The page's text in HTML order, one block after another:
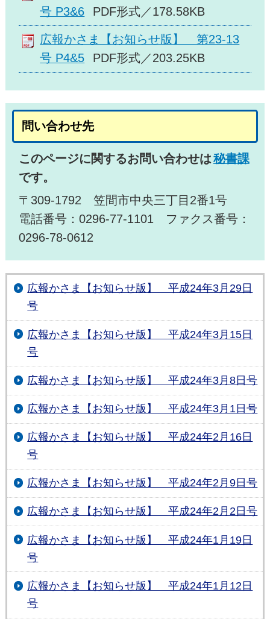
号 P3&6
PDF形式／178.58KB
広報かさま【お知らせ版】 第23-13
号 P4&5
PDF形式／203.25KB
問い合わせ先
このページに関するお問い合わせは秘書課
です。
〒309-1792 笠間市中央三丁目2番1号
電話番号：0296-77-1101 ファクス番号：
0296-78-0612
広報かさま【お知らせ版】 平成24年3月29日
号
広報かさま【お知らせ版】 平成24年3月15日
号
広報かさま【お知らせ版】 平成24年3月8日号
広報かさま【お知らせ版】 平成24年3月1日号
広報かさま【お知らせ版】 平成24年2月16日
号
広報かさま【お知らせ版】 平成24年2月9日号
広報かさま【お知らせ版】 平成24年2月2日号
広報かさま【お知らせ版】 平成24年1月19日
号
広報かさま【お知らせ版】 平成24年1月12日
号